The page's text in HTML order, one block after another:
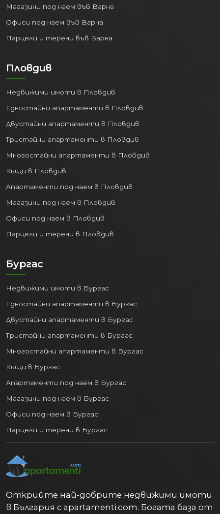
Магазини под наем във Варна
Офиси под наем във Варна
Парцели и терени във Варна
Пловдив
Недвижими имоти в Пловдив
Едностайни апартаменти в Пловдив
Двустайни апартаменти в Пловдив
Тристайни апартаменти в Пловдив
Многостайни апартаменти в Пловдив
Къщи в Пловдив
Апартаменти под наем в Пловдив
Магазини под наем в Пловдив
Офиси под наем в Пловдив
Парцели и терени в Пловдив
Бургас
Недвижими имоти в Бургас
Едностайни апартаменти в Бургас
Двустайни апартаменти в Бургас
Тристайни апартаменти в Бургас
Многостайни апартаменти в Бургас
Къщи в Бургас
Апартаменти под наем в Бургас
Магазини под наем в Бургас
Офиси под наем в Бургас
Парцели и терени в Бургас
Открийте най-добрите недвижими имоти
в България с apartamenti.com. Богата база от